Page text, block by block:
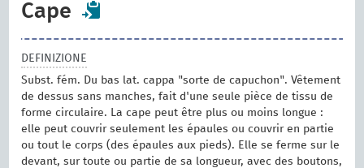
Cape
DEFINIZIONE
Subst. fém. Du bas lat. cappa "sorte de capuchon". Vêtement
de dessus sans manches, fait d'une seule pièce de tissu de
forme circulaire. La cape peut être plus ou moins longue :
elle peut couvrir seulement les épaules ou couvrir en partie
ou tout le corps (des épaules aux pieds). Elle se ferme sur le
devant, sur toute ou partie de sa longueur, avec des boutons,